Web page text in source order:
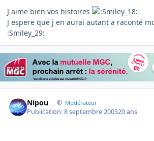
J aime bien vos histoires
J espere que j en aurai autant a raconté
:Smiley_29:
Nipou Modérateur
Publication:8 septembre 200520 ans